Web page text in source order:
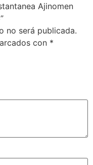
Ajinomen
no será publicada.
con *